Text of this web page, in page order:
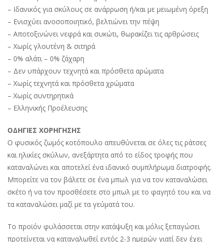
– Ιδανικός για σκύλους σε ανάρρωση ή/και με μειωμένη όρεξη
– Ενισχύει ανοσοποιητικό, βελτιώνει την πέψη
– Αποτοξινώνει νεφρά και συκώτι, θωρακίζει τις αρθρώσεις
– Χωρίς γλουτένη & σιτηρά
– 0% αλάτι – 0% ζάχαρη
– Δεν υπάρχουν τεχνητά και πρόσθετα αρώματα
– Χωρίς τεχνητά και πρόσθετα χρώματα
– Χωρίς συντηρητικά
– Ελληνικής Προέλευσης
ΟΔΗΓΙΕΣ ΧΟΡΗΓΗΣΗΣ
Ο φυσικός ζωμός κοτόπουλο απευθύνεται σε όλες τις ράτσες
και ηλικίες σκύλων, ανεξάρτητα από το είδος τροφής που
καταναλώνει και αποτελεί ένα ιδανικό συμπλήρωμα διατροφής.
Μπορείτε να τον βάλετε σε ένα μπωλ για να τον καταναλώσει
σκέτο ή να τον προσθέσετε στο μπωλ με το φαγητό του και να
τα καταναλώσει μαζί με τα γεύματά του.
Το προϊόν φυλάσσεται στην κατάψυξη και μόλις ξεπαγώσει
προτείνεται να καταναλωθεί εντός 2-3 ημερών γιατί δεν έχει